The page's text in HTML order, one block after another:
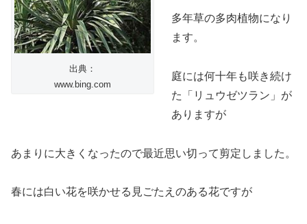
出典：
www.bing.com
多年草の多肉植物になり
ます。
庭には何十年も咲き続け
た「リュウゼツラン」が
ありますが
あまりに大きくなったので最近思い切って剪定しました。
春には白い花を咲かせる見ごたえのある花ですが